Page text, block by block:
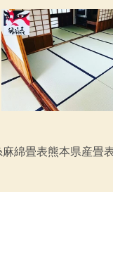
麻綿畳表熊本県産畳